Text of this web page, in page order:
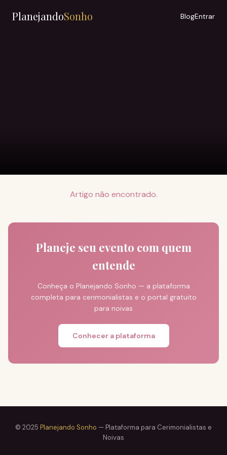
PlanejandoSonho BlogEntrar
Artigo não encontrado.
Planeje seu evento com quem
entende
Conheça o Planejando Sonho — a plataforma
completa para cerimonialistas e o portal gratuito
para noivas
Conhecer a plataforma
© 2025 Planejando Sonho — Plataforma para Cerimonialistas e
Noivas